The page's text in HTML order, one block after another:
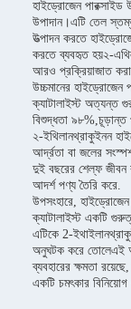
হাইড্রোজেন পারক্সাইড
উপাদান।এটি তেল
উত্পাদন করতে
করতে ব্যবহৃত হয়২-
আরও প্রক্রিয়াজাত
উচ্চমানের হাইড্রোজেন
ক্যাটালাইস্ট অত্যন্ত
বিশুদ্ধতা ৯৮%,চূড়ান্ত
২-ইথিলানথ্রাকুইনন
আর্দ্রতা বা জলের
দুই বছরের শেল্ফ জীবন
আদর্শ পণ্য তৈরি করে.
উপসংহারে,
ক্যাটালাইস্ট একটি
এটিকে 2-
অনুঘটক করে তোলেএই
ব্যবহারের ক্ষমতা
একটি চমৎকার